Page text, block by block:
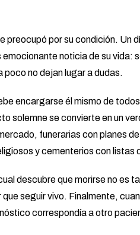
preocupó por su condición. Un
noticia de su vida:
poco no dejan lugar a dudas.
encargarse él mismo de
solemne se convierte en un
funerarias con planes
y cementerios con listas
descubre que morirse no es
seguir vivo. Finalmente,
correspondía a otro